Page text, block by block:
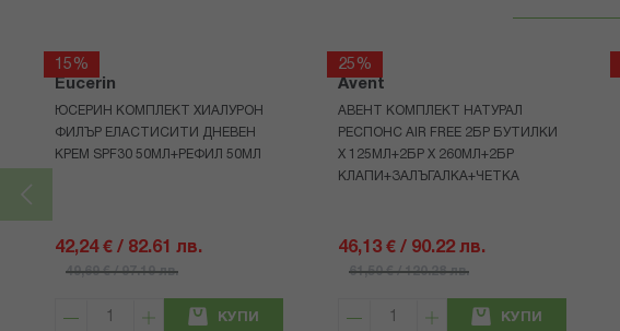
15%
Eucerin
ЮСЕРИН КОМПЛЕКТ ХИАЛУРОН
ФИЛЪР ЕЛАСТИСИТИ ДНЕВЕН
КРЕМ SPF30 50МЛ+РЕФИЛ 50МЛ
42,24 € / 82.61 лв.
49,69 € / 97.19 лв.
КУПИ
25%
Avent
АВЕНТ КОМПЛЕКТ НАТУРАЛ
РЕСПОНС AIR FREE 2БР БУТИЛКИ
Х 125МЛ+2БР Х 260МЛ+2БР
КЛАПИ+ЗАЛЪГАЛКА+ЧЕТКА
46,13 € / 90.22 лв.
61,50 € / 120.28 лв.
КУПИ